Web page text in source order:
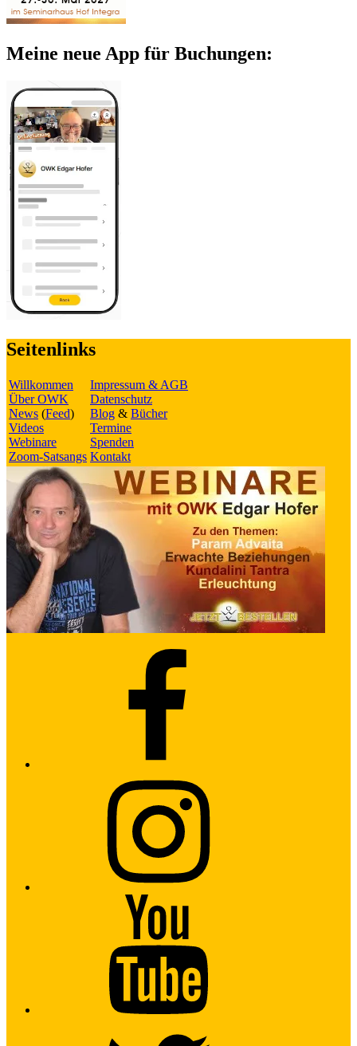
Meine neue App für Buchungen:
Seitenlinks
Willkommen
Über OWK
News (Feed)
Videos
Webinare
Zoom-Satsangs
Impressum & AGB
Datenschutz
Blog & Bücher
Termine
Spenden
Kontakt